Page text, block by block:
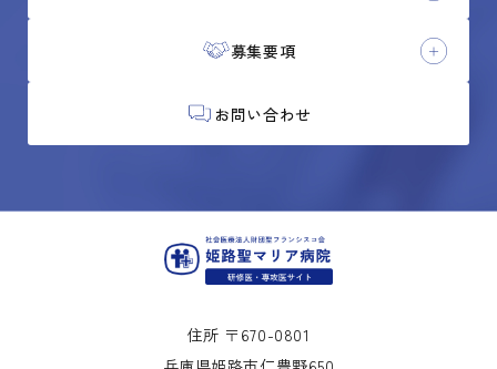
募集要項
お問い合わせ
住所 〒670-0801